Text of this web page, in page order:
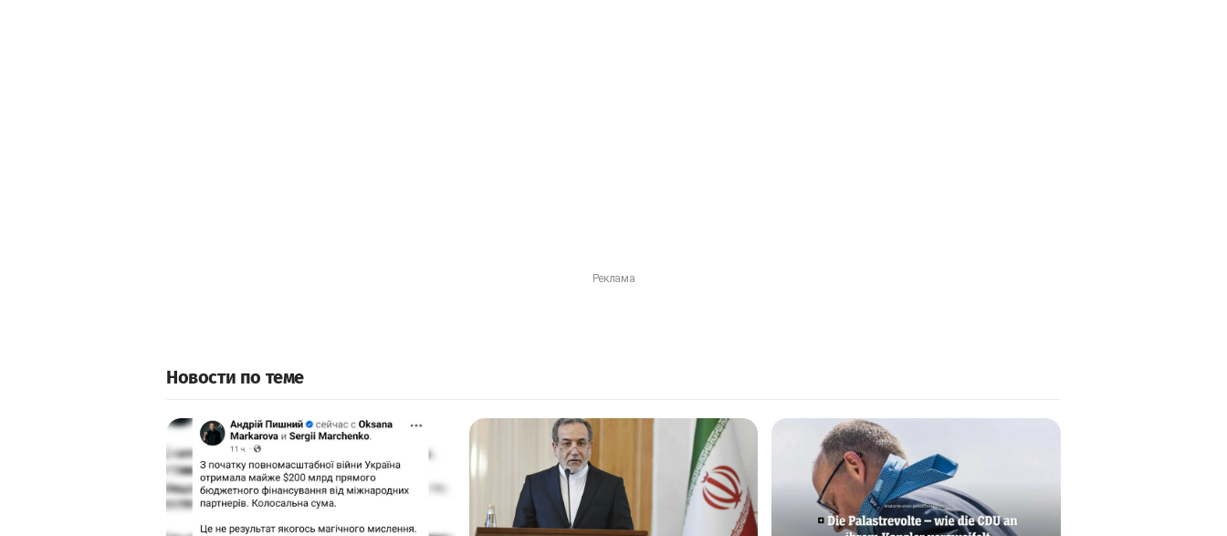
Новости по теме